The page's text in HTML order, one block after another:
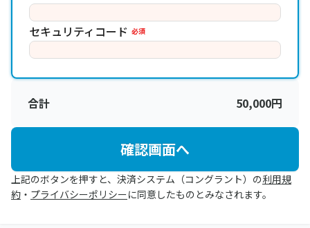
セキュリティコード 必須
合計 50,000円
確認画面へ
上記のボタンを押すと、決済システム（コングラント）の利用規
約 ・ プライバシーポリシーに同意したものとみなされます。